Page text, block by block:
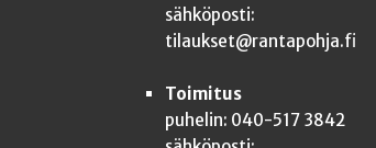
sähköposti:
tilaukset@rantapohja.fi
Toimitus
puhelin: 040-517 3842